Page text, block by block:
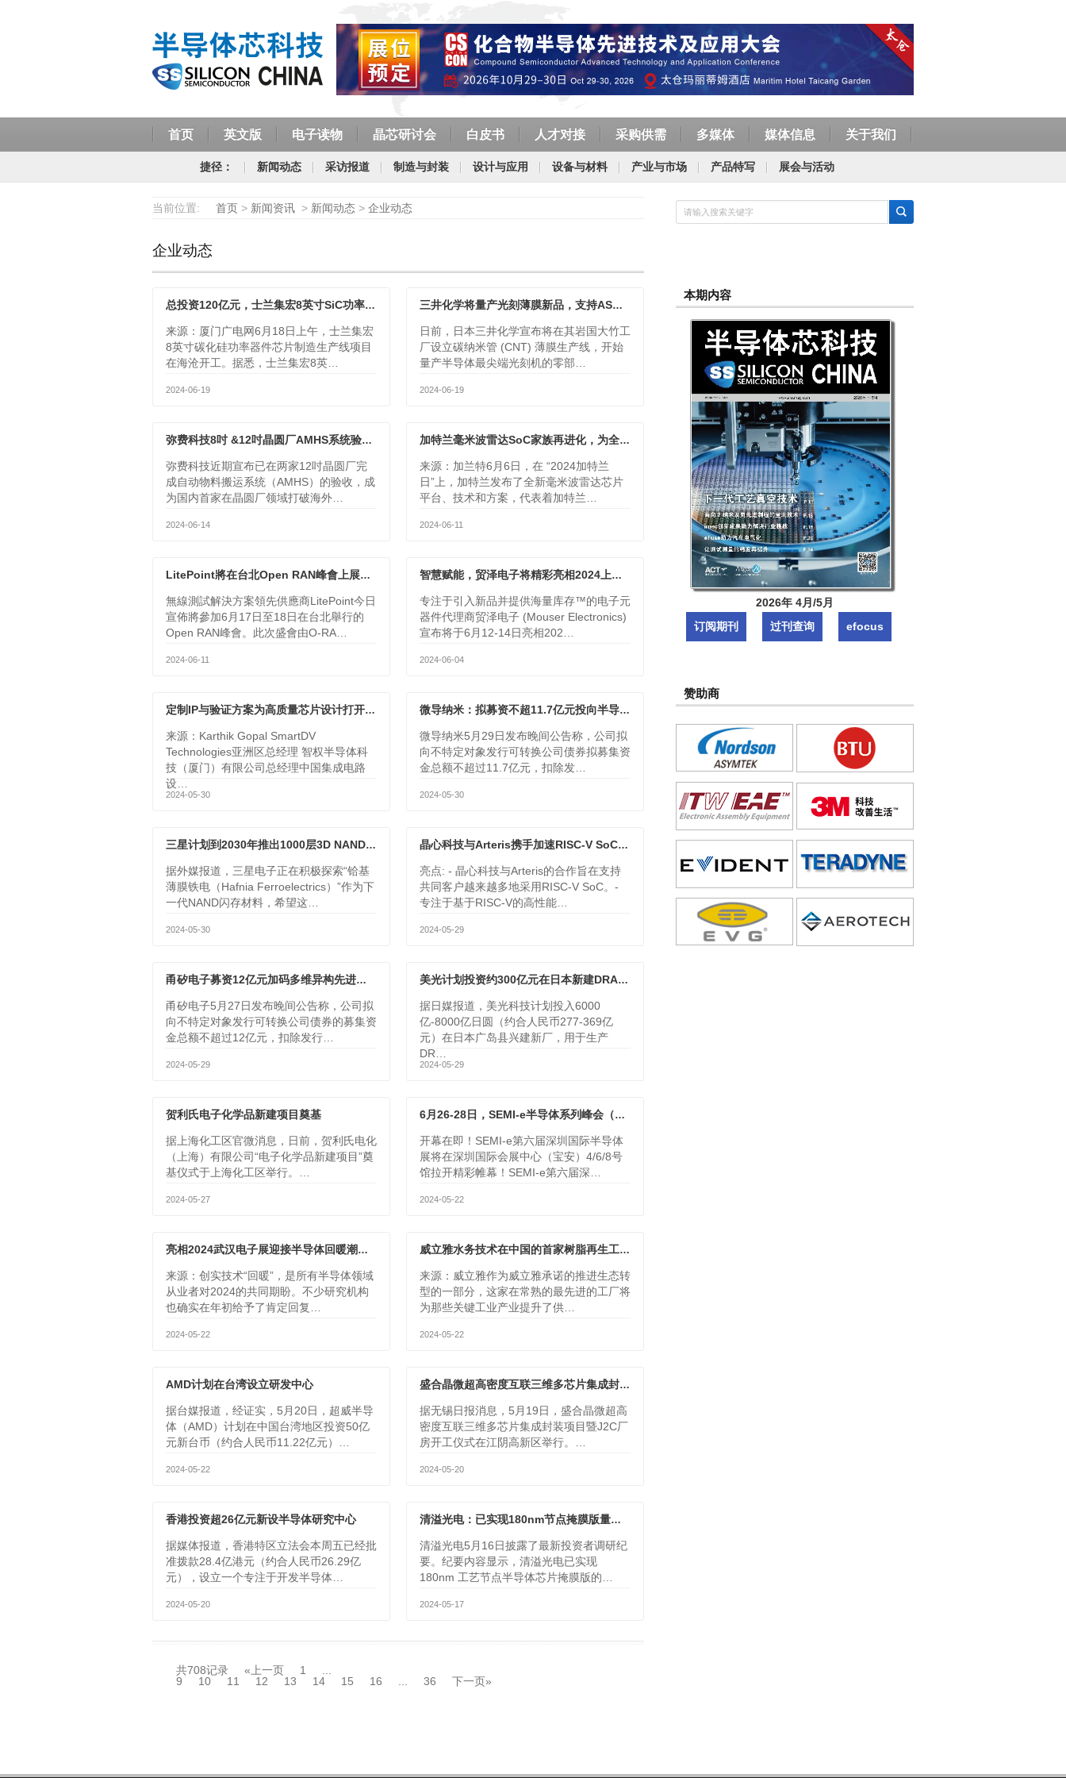
首页 英文版 电子读物 晶芯研讨会 白皮书 人才对接 采购供需 多媒体 媒体信息 关于我们
捷径： 新闻动态 采访报道 制造与封装 设计与应用 设备与材料 产业与市场 产品特写 展会与活动
当前位置: 首页 > 新闻资讯 > 新闻动态 > 企业动态
企业动态
总投资120亿元，士兰集宏8英寸SiC功率器件芯片制造生产线开工
来源：厦门广电网6月18日上午，士兰集宏
8英寸碳化硅功率器件芯片制造生产线项目
在海沧开工。据悉，士兰集宏8英…
2024-06-19
三井化学将量产光刻薄膜新品，支持ASML下一代光刻机
日前，日本三井化学宣布将在其岩国大竹工
厂设立碳纳米管 (CNT) 薄膜生产线，开始
量产半导体最尖端光刻机的零部…
2024-06-19
弥费科技8吋 &12吋晶圆厂AMHS系统验收，打破行业长期海外垄断
弥费科技近期宣布已在两家12吋晶圆厂完
成自动物料搬运系统（AMHS）的验收，成
为国内首家在晶圆厂领域打破海外…
2024-06-14
加特兰毫米波雷达SoC家族再进化，为全球市场提供高性能雷达解决方案
来源：加兰特6月6日，在 “2024加特兰
日”上，加特兰发布了全新毫米波雷达芯片
平台、技术和方案，代表着加特兰…
2024-06-11
LitePoint將在台北Open RAN峰會上展示尖端O-RAN測試解決方案
無線測試解決方案領先供應商LitePoint今日
宣佈將參加6月17日至18日在台北舉行的
Open RAN峰會。此次盛會由O-RA…
2024-06-11
智慧赋能，贸泽电子将精彩亮相2024上海国际嵌入式展
专注于引入新品并提供海量库存™的电子元
器件代理商贸泽电子 (Mouser Electronics)
宣布将于6月12-14日亮相202…
2024-06-04
定制IP与验证方案为高质量芯片设计打开大门
来源：Karthik Gopal SmartDV
Technologies亚洲区总经理 智权半导体科
技（厦门）有限公司总经理中国集成电路
设…
2024-05-30
微导纳米：拟募资不超11.7亿元投向半导体薄膜沉积设备智能化工厂等
微导纳米5月29日发布晚间公告称，公司拟
向不特定对象发行可转换公司债券拟募集资
金总额不超过11.7亿元，扣除发…
2024-05-30
三星计划到2030年推出1000层3D NAND新材料
据外媒报道，三星电子正在积极探索“铪基
薄膜铁电（Hafnia Ferroelectrics）”作为下
一代NAND闪存材料，希望这…
2024-05-30
晶心科技与Arteris携手加速RISC-V SoC的采用
亮点: - 晶心科技与Arteris的合作旨在支持
共同客户越来越多地采用RISC-V SoC。-
专注于基于RISC-V的高性能…
2024-05-29
甬矽电子募资12亿元加码多维异构先进封装项目
甬矽电子5月27日发布晚间公告称，公司拟
向不特定对象发行可转换公司债券的募集资
金总额不超过12亿元，扣除发行…
2024-05-29
美光计划投资约300亿元在日本新建DRAM厂
据日媒报道，美光科技计划投入6000
亿-8000亿日圆（约合人民币277-369亿
元）在日本广岛县兴建新厂，用于生产
DR…
2024-05-29
贺利氏电子化学品新建项目奠基
据上海化工区官微消息，日前，贺利氏电化
（上海）有限公司“电子化学品新建项目”奠
基仪式于上海化工区举行。…
2024-05-27
6月26-28日，SEMI-e半导体系列峰会（内附第一批参会名单）
开幕在即！SEMI-e第六届深圳国际半导体
展将在深圳国际会展中心（宝安）4/6/8号
馆拉开精彩帷幕！SEMI-e第六届深…
2024-05-22
亮相2024武汉电子展迎接半导体回暖潮，创实技术展现华丽转型蓝图
来源：创实技术“回暖”，是所有半导体领域
从业者对2024的共同期盼。不少研究机构
也确实在年初给予了肯定回复…
2024-05-22
威立雅水务技术在中国的首家树脂再生工厂建成开业， 为相关重要性产业带来可持续的纯水解决方案
来源：威立雅作为威立雅承诺的推进生态转
型的一部分，这家在常熟的最先进的工厂将
为那些关键工业产业提升了供…
2024-05-22
AMD计划在台湾设立研发中心
据台媒报道，经证实，5月20日，超威半导
体（AMD）计划在中国台湾地区投资50亿
元新台币（约合人民币11.22亿元）…
2024-05-22
盛合晶微超高密度互联三维多芯片集成封装项目暨J2C厂房开工
据无锡日报消息，5月19日，盛合晶微超高
密度互联三维多芯片集成封装项目暨J2C厂
房开工仪式在江阴高新区举行。…
2024-05-20
香港投资超26亿元新设半导体研究中心
据媒体报道，香港特区立法会本周五已经批
准拨款28.4亿港元（约合人民币26.29亿
元），设立一个专注于开发半导体…
2024-05-20
清溢光电：已实现180nm节点掩膜版量产，佛山基地预计2025年末迁入设备
清溢光电5月16日披露了最新投资者调研纪
要。纪要内容显示，清溢光电已实现
180nm 工艺节点半导体芯片掩膜版的…
2024-05-17
共708记录 «上一页 1
9
10 11 12 13 14 15 16 36 下一页»
本期内容
2026年 4月/5月
订阅期刊
过刊查询 efocus
赞助商